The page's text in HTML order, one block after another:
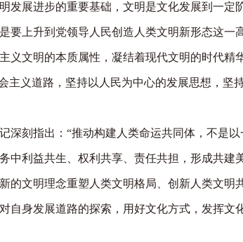
展进步的重要基础，文明是文化发展到一定
上升到党领导人民创造人类文明新形态这一
文明的本质属性，凝结着现代文明的时代精
义道路，坚持以人民为中心的发展思想，
指出：“推动构建人类命运共同体，不是
利益共生、权利共享、责任共担，形成共建
文明理念重塑人类文明格局、创新人类文明
身发展道路的探索，用好文化方式，发挥